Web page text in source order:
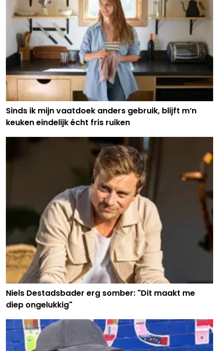
Sinds ik mijn vaatdoek anders gebruik, blijft m’n
keuken eindelijk écht fris ruiken
Niels Destadsbader erg somber: "Dit maakt me
diep ongelukkig"